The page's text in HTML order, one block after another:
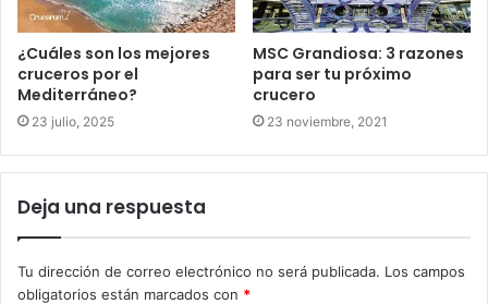
¿Cuáles son los mejores
cruceros por el
Mediterráneo?
23 julio, 2025
MSC Grandiosa: 3 razones
para ser tu próximo
crucero
23 noviembre, 2021
Deja una respuesta
Tu dirección de correo electrónico no será publicada. Los campos
obligatorios están marcados con *